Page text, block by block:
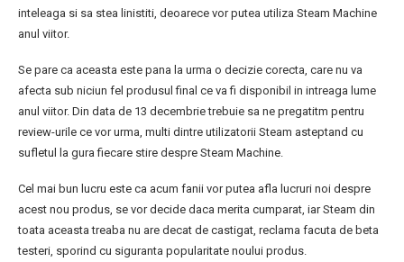
inteleaga si sa stea linistiti, deoarece vor putea utiliza Steam Machine
anul viitor.
Se pare ca aceasta este pana la urma o decizie corecta, care nu va
afecta sub niciun fel produsul final ce va fi disponibil in intreaga lume
anul viitor. Din data de 13 decembrie trebuie sa ne pregatitm pentru
review-urile ce vor urma, multi dintre utilizatorii Steam asteptand cu
sufletul la gura fiecare stire despre Steam Machine.
Cel mai bun lucru este ca acum fanii vor putea afla lucruri noi despre
acest nou produs, se vor decide daca merita cumparat, iar Steam din
toata aceasta treaba nu are decat de castigat, reclama facuta de beta
testeri, sporind cu siguranta popularitate noului produs.